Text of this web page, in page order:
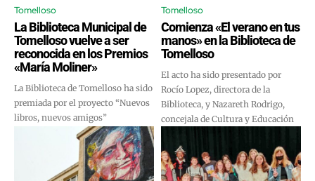
Tomelloso
La Biblioteca Municipal de
Tomelloso vuelve a ser
reconocida en los Premios
«María Moliner»
La Biblioteca de Tomelloso ha sido
premiada por el proyecto “Nuevos
libros, nuevos amigos”
Tomelloso
Comienza «El verano en tus
manos» en la Biblioteca de
Tomelloso
El acto ha sido presentado por
Rocío Lopez, directora de la
Biblioteca, y Nazareth Rodrigo,
concejala de Cultura y Educación